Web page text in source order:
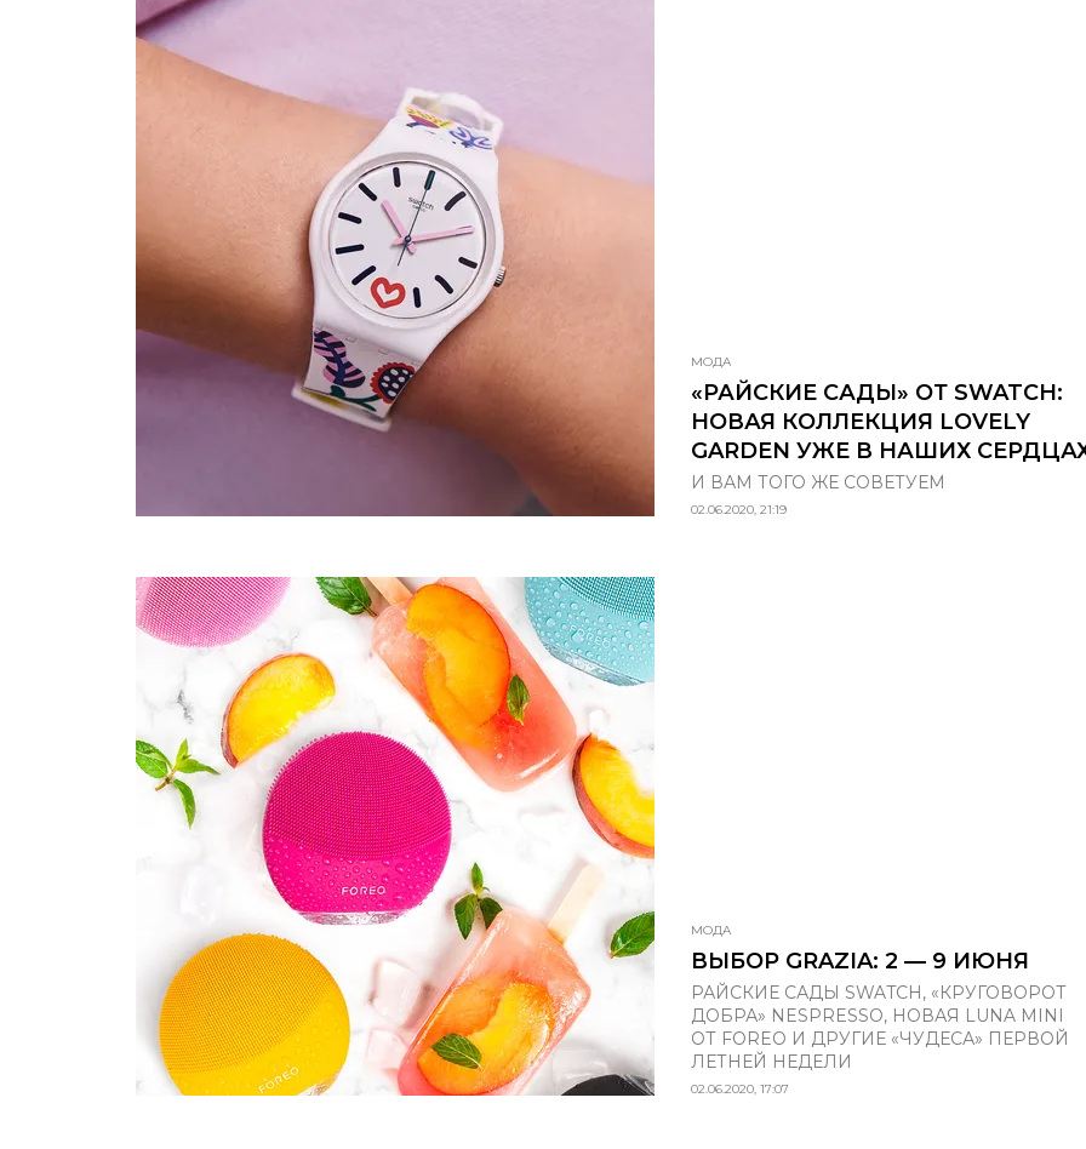
МОДА
«РАЙСКИЕ САДЫ» ОТ SWATCH:
НОВАЯ КОЛЛЕКЦИЯ LOVELY
GARDEN УЖЕ В НАШИХ
И ВАМ ТОГО ЖЕ СОВЕТУЕМ
02.06.2020, 21:19
МОДА
ВЫБОР GRAZIA: 2 — 9 ИЮНЯ
РАЙСКИЕ САДЫ SWATCH, «КРУГОВОРОТ
ДОБРА» NESPRESSO, НОВАЯ LUNA MINI
ОТ FOREO И ДРУГИЕ «ЧУДЕСА» ПЕРВОЙ
ЛЕТНЕЙ НЕДЕЛИ
02.06.2020, 17:07